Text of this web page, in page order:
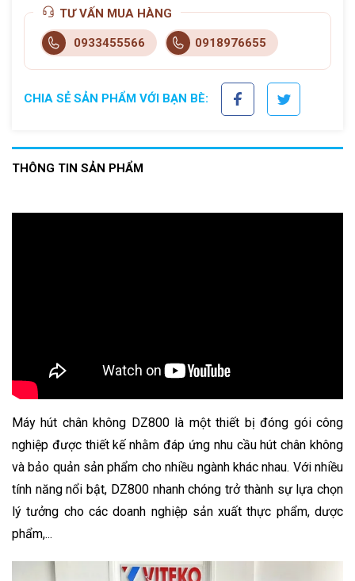
TƯ VẤN MUA HÀNG
0933455566 0918976655
CHIA SẺ SẢN PHẨM VỚI BẠN BÈ:
THÔNG TIN SẢN PHẨM
Máy hút chân không DZ800 là một thiết bị đóng gói công
nghiệp được thiết kế nhằm đáp ứng nhu cầu hút chân không
và bảo quản sản phẩm cho nhiều ngành khác nhau. Với nhiều
tính năng nổi bật, DZ800 nhanh chóng trở thành sự lựa chọn
lý tưởng cho các doanh nghiệp sản xuất thực phẩm, dược
phẩm,...